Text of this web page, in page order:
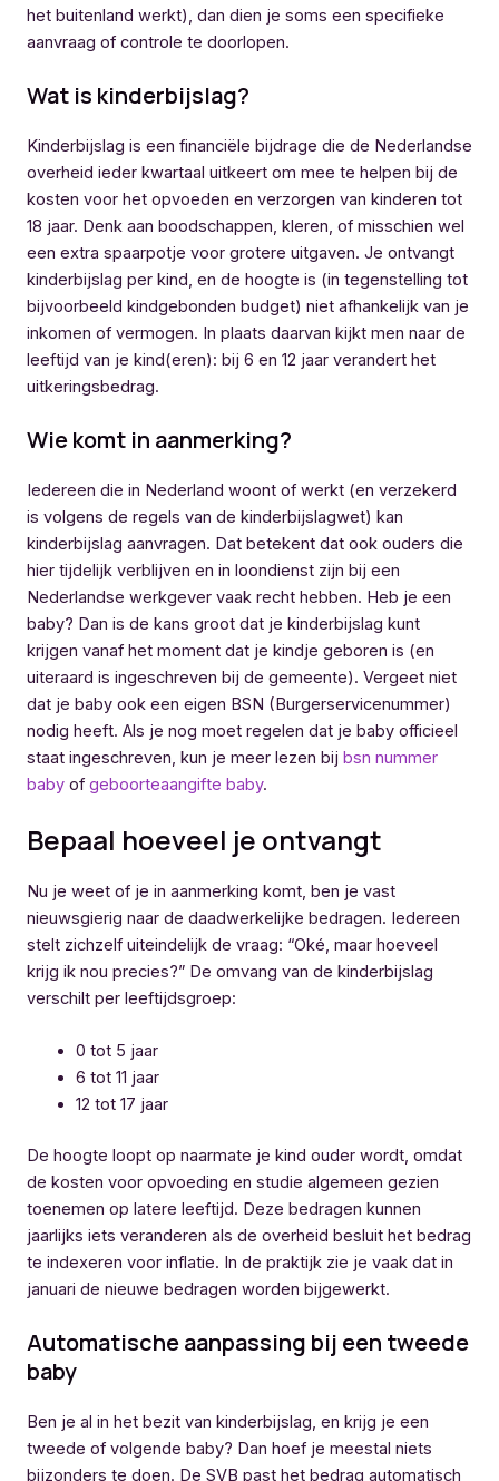
het buitenland werkt), dan dien je soms een specifieke
aanvraag of controle te doorlopen.
Wat is kinderbijslag?
Kinderbijslag is een financiële bijdrage die de Nederlandse
overheid ieder kwartaal uitkeert om mee te helpen bij de
kosten voor het opvoeden en verzorgen van kinderen tot
18 jaar. Denk aan boodschappen, kleren, of misschien wel
een extra spaarpotje voor grotere uitgaven. Je ontvangt
kinderbijslag per kind, en de hoogte is (in tegenstelling tot
bijvoorbeeld kindgebonden budget) niet afhankelijk van je
inkomen of vermogen. In plaats daarvan kijkt men naar de
leeftijd van je kind(eren): bij 6 en 12 jaar verandert het
uitkeringsbedrag.
Wie komt in aanmerking?
Iedereen die in Nederland woont of werkt (en verzekerd
is volgens de regels van de kinderbijslagwet) kan
kinderbijslag aanvragen. Dat betekent dat ook ouders die
hier tijdelijk verblijven en in loondienst zijn bij een
Nederlandse werkgever vaak recht hebben. Heb je een
baby? Dan is de kans groot dat je kinderbijslag kunt
krijgen vanaf het moment dat je kindje geboren is (en
uiteraard is ingeschreven bij de gemeente). Vergeet niet
dat je baby ook een eigen BSN (Burgerservicenummer)
nodig heeft. Als je nog moet regelen dat je baby officieel
staat ingeschreven, kun je meer lezen bij bsn nummer
baby of geboorteaangifte baby.
Bepaal hoeveel je ontvangt
Nu je weet of je in aanmerking komt, ben je vast
nieuwsgierig naar de daadwerkelijke bedragen. Iedereen
stelt zichzelf uiteindelijk de vraag: “Oké, maar hoeveel
krijg ik nou precies?” De omvang van de kinderbijslag
verschilt per leeftijdsgroep:
0 tot 5 jaar
6 tot 11 jaar
12 tot 17 jaar
De hoogte loopt op naarmate je kind ouder wordt, omdat
de kosten voor opvoeding en studie algemeen gezien
toenemen op latere leeftijd. Deze bedragen kunnen
jaarlijks iets veranderen als de overheid besluit het bedrag
te indexeren voor inflatie. In de praktijk zie je vaak dat in
januari de nieuwe bedragen worden bijgewerkt.
Automatische aanpassing bij een tweede
baby
Ben je al in het bezit van kinderbijslag, en krijg je een
tweede of volgende baby? Dan hoef je meestal niets
bijzonders te doen. De SVB past het bedrag automatisch